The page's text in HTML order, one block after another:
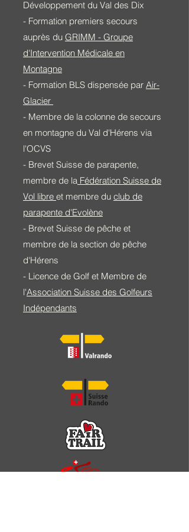
Développement du Val des Dix
- Formation premiers secours
auprès du GRIMM - Groupe
d'Intervention Médicale en
Montagne
- Formation BLS dispensée par Air-
Glacier
- Membre de la colonne de secours
en montagne du Val d'Hérens via
l'OCVS
- Brevet Suisse de parapente,
membre de la Fédération Suisse de
Vol libre et membre du club de
parapente d'Evolène
- Brevet Suisse de pêche et
membre de la section de pêche
d'Hérens
- Licence de Golf et Membre de
l'Association Suisse des Golfeurs
Indépendants